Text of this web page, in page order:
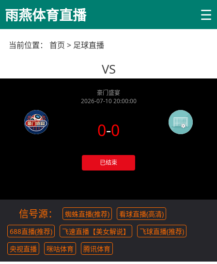
雨燕体育直播 ☰
当前位置： 首页 > 足球直播
VS
豪门盛宴
2026-07-10 20:00:00
0-0
已结束
信号源： 蜘蛛直播(推荐)
看球直播(高清)
688直播(推荐)
飞速直播【美女解说】
飞球直播(推荐)
央视直播
咪咕体育 腾讯体育